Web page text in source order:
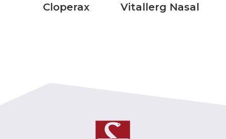
Cloperax Vitallerg Nasal